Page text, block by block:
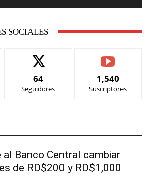
SOCIALES
64
Seguidores
1,540
Suscriptores
al Banco Central cambiar
de RD$200 y RD$1,000